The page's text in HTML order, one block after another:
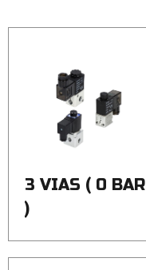
Documentação
Técnica
Marcas
Contactos
3 VIAS ( 0 BAR
)